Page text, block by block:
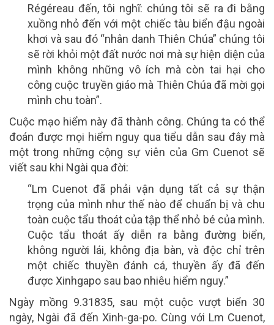
Régéreau đến, tôi nghĩ: chúng tôi sẽ ra đi bằng
xuồng nhỏ đến với một chiếc tàu biển đậu ngoài
khơi và sau đó “nhân danh Thiên Chúa” chúng tôi
sẽ rời khỏi một đất nước nơi mà sự hiện diện của
mình không những vô ích mà còn tai hại cho
công cuộc truyền giáo mà Thiên Chúa đã mời gọi
mình chu toàn”.
Cuộc mạo hiểm này đã thành công. Chúng ta có thể
đoán được mọi hiểm nguy qua tiểu dẫn sau đây mà
một trong những cộng sự viên của Gm Cuenot sẽ
viết sau khi Ngài qua đời:
“Lm Cuenot đã phải vận dụng tất cả sự thận
trọng của mình như thế nào để chuẩn bị và chu
toàn cuộc tẩu thoát của tập thể nhỏ bé của mình.
Cuộc tẩu thoát ấy diễn ra bằng đường biển,
không người lái, không địa bàn, và độc chỉ trên
một chiếc thuyền đánh cá, thuyền ấy đã đến
được Xinhgapo sau bao nhiêu hiểm nguy.”
Ngày mồng 9.31835, sau một cuộc vượt biển 30
ngày, Ngài đã đến Xinh-ga-po. Cùng với Lm Cuenot,